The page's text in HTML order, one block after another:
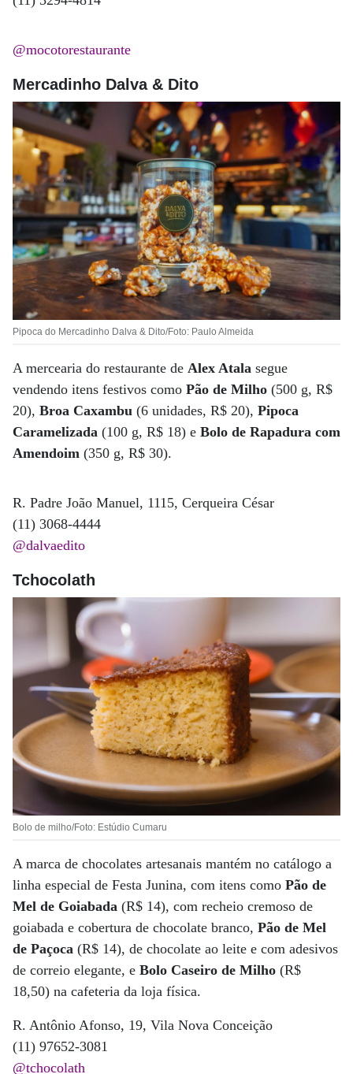
@mocotorestaurante
Mercadinho Dalva & Dito
Pipoca do Mercadinho Dalva & Dito/Foto: Paulo Almeida
A mercearia do restaurante de Alex Atala segue
vendendo itens festivos como Pão de Milho (500 g, R$
20), Broa Caxambu (6 unidades, R$ 20), Pipoca
Caramelizada (100 g, R$ 18) e Bolo de Rapadura com
Amendoim (350 g, R$ 30).
R. Padre João Manuel, 1115, Cerqueira César
(11) 3068-4444
@dalvaedito
Tchocolath
Bolo de milho/Foto: Estúdio Cumaru
A marca de chocolates artesanais mantém no catálogo a
linha especial de Festa Junina, com itens como Pão de
Mel de Goiabada (R$ 14), com recheio cremoso de
goiabada e cobertura de chocolate branco, Pão de Mel
de Paçoca (R$ 14), de chocolate ao leite e com adesivos
de correio elegante, e Bolo Caseiro de Milho (R$
18,50) na cafeteria da loja física.
R. Antônio Afonso, 19, Vila Nova Conceição
(11) 97652-3081
@tchocolath